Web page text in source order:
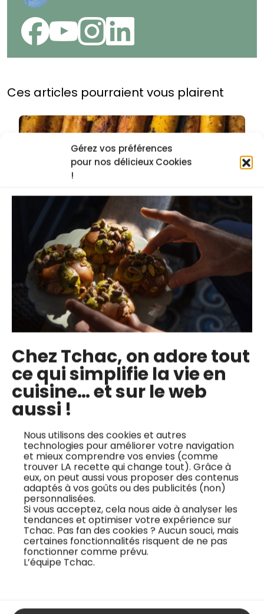
Gérez vos préférences
pour nos délicieux Cookies
!
Chez Tchac, on adore tout
ce qui simplifie la vie en
cuisine… et sur le web
aussi !
Nous utilisons des cookies et autres
technologies pour améliorer votre navigation
et mieux comprendre vos envies (comme
trouver LA recette qui change tout). Grâce à
eux, on peut aussi vous proposer des contenus
adaptés à vos goûts ou des publicités (non)
personnalisées.
Si vous acceptez, cela nous aide à analyser les
tendances et optimiser votre expérience sur
Tchac. Pas fan des cookies ? Aucun souci, mais
certaines fonctionnalités risquent de ne pas
fonctionner comme prévu.
L’équipe Tchac.
Ces articles pourraient vous plairent
La banane plantain : recettes, origines
et bienfaits
20 mars 2025
Boisson de Noël : Top 3
5 décembre 2024
Top 10 des idées cadeaux pour la fête
des mères – cuisine
7 mai 2025
En quête de nouvelles
inspirations culinaires ?
Abonnez-vous à notre newsletter culinaire